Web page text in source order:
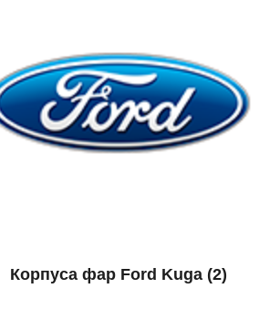
Корпуса фар Ford Kuga (2)